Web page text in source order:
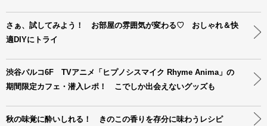
さぁ、試してみよう！ お部屋の雰囲気が変わる♡ おしゃれ＆快
適DIYにトライ
渋谷パルコ6F TVアニメ「ヒプノシスマイク Rhyme Anima」の
期間限定カフェ・潜入レポ！ こでしか出会えないグッズも
秋の味覚に酔いしれる！ きのこの香りを存分に味わうレシピ